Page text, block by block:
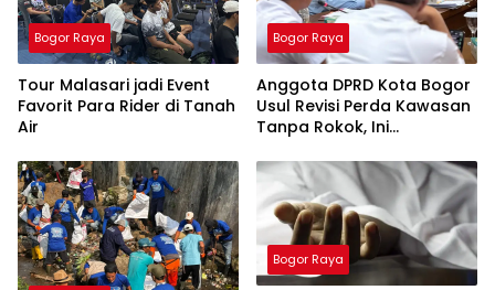
Bogor Raya
Tour Malasari jadi Event
Favorit Para Rider di Tanah
Air
Bogor Raya
Anggota DPRD Kota Bogor
Usul Revisi Perda Kawasan
Tanpa Rokok, Ini
Bogor Raya